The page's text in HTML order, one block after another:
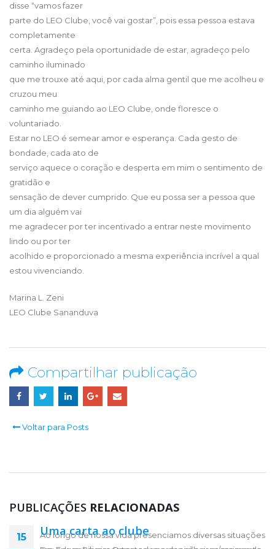
disse “vamos fazer
parte do LEO Clube, você vai gostar”, pois essa pessoa estava
completamente
certa. Agradeço pela oportunidade de estar, agradeço pelo
caminho iluminado
que me trouxe até aqui, por cada alma gentil que me acolheu e
cruzou meu
caminho me guiando ao LEO Clube, onde floresce o
voluntariado.
Estar no LEO é semear amor e esperança. Cada gesto de
bondade, cada ato de
serviço aquece o coração e desperta em mim o sentimento de
gratidão e
sensação de dever cumprido. Que eu possa ser a pessoa que
um dia alguém vai
me agradecer por ter incentivado a entrar neste movimento
lindo ou por ter
acolhido e proporcionado a mesma experiência incrível a qual
estou vivenciando.
Marina L. Zeni
LEO Clube Sananduva
Compartilhar publicação
Voltar para Posts
PUBLICAÇÕES RELACIONADAS
15 Uma carta ao clube
23
Ao longo de nossa vida presenciamos diversas situações